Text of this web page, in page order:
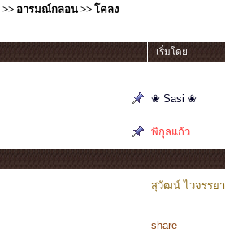
>> อารมณ์กลอน>>โคลง
เริ่มโดย
❀ Sasi ❀
พิกุลแก้ว
สุวัฒน์ ไวจรรยา
share